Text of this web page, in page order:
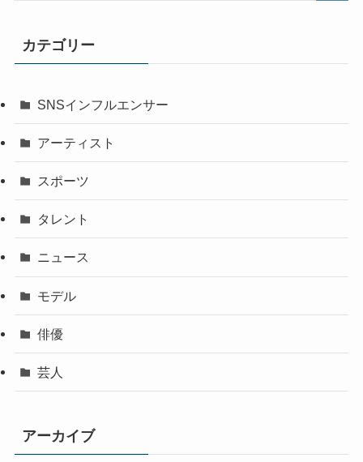
カテゴリー
SNSインフルエンサー
アーティスト
スポーツ
タレント
ニュース
モデル
俳優
芸人
アーカイブ